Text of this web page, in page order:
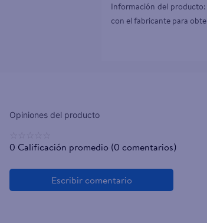
Información del
con el fabricante para
0 Calificación promedio (0 comentarios)